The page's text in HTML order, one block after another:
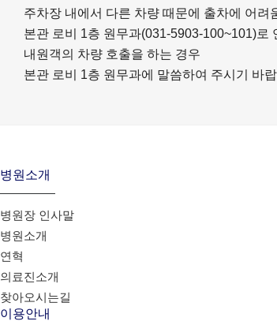
주차장 내에서 다른 차량 때문에 출차에 어려
본관 로비 1층 원무과(031-5903-100~101)로
내원객의 차량 호출을 하는 경우
본관 로비 1층 원무과에 말씀하여 주시기 바
병원소개
병원장 인사말
병원소개
연혁
의료진소개
찾아오시는길
이용안내